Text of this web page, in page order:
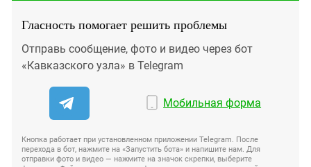
Гласность помогает решить проблемы
Отправь сообщение, фото и видео через бот
«Кавказского узла» в Telegram
Мобильная форма
Кнопка работает при установленном приложении Telegram. После
перехода в бот, нажмите на «Запустить бота» и напишите нам. Для
отправки фото и видео — нажмите на значок скрепки, выберите